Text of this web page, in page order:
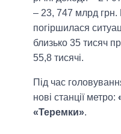
– 23, 747 млрд грн.
погіршилася
близько 35 тисяч
55,8 тисячі.
Під час
нові станції метро:
«Теремки».